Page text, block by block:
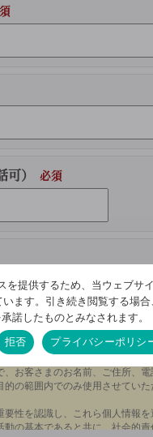
）
イバシーポリシー
を提供するため、当ウェブサ
ます。引き続き閲覧する場
諾したものとみなされます。
拒否 プライバシーポリシ